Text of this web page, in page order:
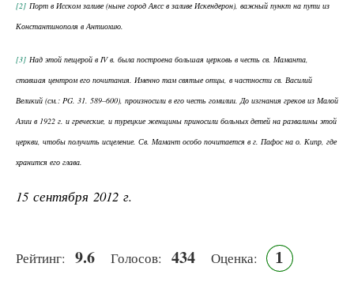
[2] Порт в Исском заливе (ныне город Аясс в заливе Искендерон), важный пункт на пути из
Константинополя в Антиохию.
[3] Над этой пещерой в IV в. была построена большая церковь в честь св. Маманта,
ставшая центром его почитания. Именно там святые отцы, в частности св. Василий
Великий (см.: PG. 31. 589–600), произносили в его честь гомилии. До изгнания греков из Малой
Азии в 1922 г. и греческие, и турецкие женщины приносили больных детей на развалины этой
церкви, чтобы получить исцеление. Св. Мамант особо почитается в г. Пафос на о. Кипр, где
хранится его глава.
15 сентября 2012 г.
Рейтинг: 9.6 Голосов: 434 Оценка: 1